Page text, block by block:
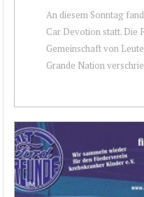
An diesem Sonntag
Car Devotion statt. Die
Gemeinschaft von
Grande Nation